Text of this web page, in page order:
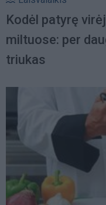
Kodėl patyrę
miltuose: per
triukas